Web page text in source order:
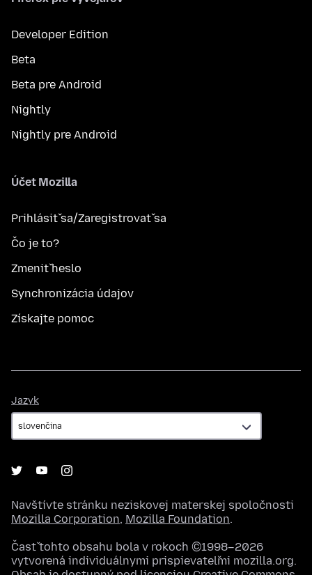
Developer Edition
Beta
Beta pre Android
Nightly
Nightly pre Android
Účet Mozilla
Prihlásiť sa/Zaregistrovať sa
Čo je to?
Zmeniť heslo
Synchronizácia údajov
Získajte pomoc
Jazyk
Navštívte stránku neziskovej materskej spoločnosti
Mozilla Corporation, Mozilla Foundation.
Časť tohto obsahu bola v rokoch ©1998–2026
vytvorená individuálnymi prispievateľmi mozilla.org.